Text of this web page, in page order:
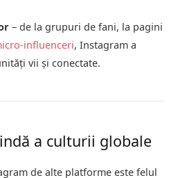
– de la grupuri de fani, la pagini
influenceri, Instagram a
vii și conectate.
a culturii globale
de alte platforme este felul